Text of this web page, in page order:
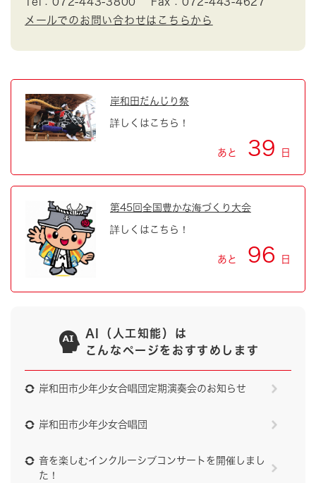
メールでのお問い合わせはこちらから
岸和田だんじり祭
詳しくはこちら！
あと 39 日
第45回全国豊かな海づくり大会
詳しくはこちら！
あと 96 日
AI（人工知能）は
こんなページをおすすめします
岸和田市少年少女合唱団定期演奏会のお知らせ
岸和田市少年少女合唱団
音を楽しむインクルーシブコンサートを開催しまし
た！